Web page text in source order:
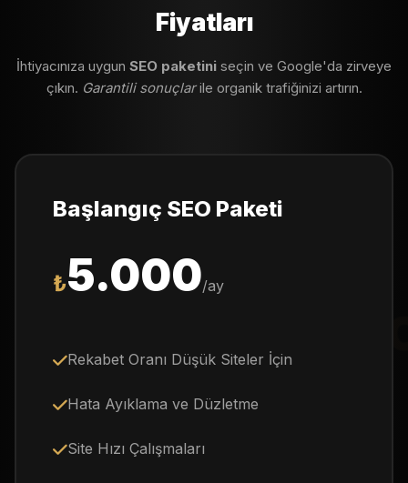
SEO
Fiyatları
İhtiyacınıza uygun SEO paketini seçin ve Google'da zirveye
çıkın. Garantili sonuçlarile organik trafiğinizi artırın.
Başlangıç SEO Paketi
₺5.000/ay
Rekabet Oranı Düşük Siteler İçin
Hata Ayıklama ve Düzletme
Site Hızı Çalışmaları